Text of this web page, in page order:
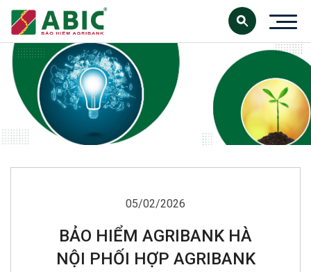
05/02/2026
BẢO HIỂM AGRIBANK HÀ
NỘI PHỐI HỢP AGRIBANK